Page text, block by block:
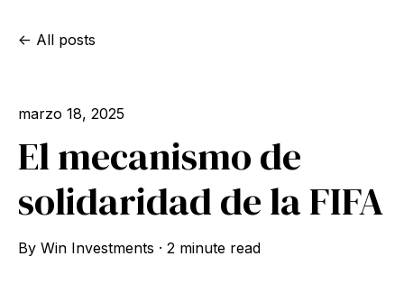
All posts
marzo 18, 2025
El mecanismo de
solidaridad de la FIFA
By Win Investments · 2 minute read